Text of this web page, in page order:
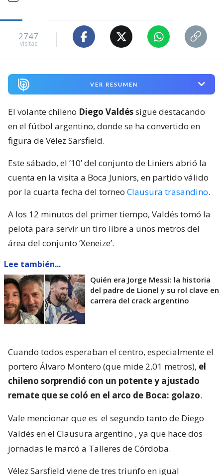
2747
visitas
VER RESUMEN
El volante chileno Diego Valdéssigue destacando
en el fútbol argentino, donde se ha convertido en
figura de Vélez Sarsfield.
Este sábado, el ’10’ del conjunto de Liniers abrió la
cuenta en la visita a Boca Juniors, en partido válido
por la cuarta fecha del torneo Clausura trasandino.
A los 12 minutos del primer tiempo, Valdés tomó la
pelota para servir un tiro libre a unos metros del
área del conjunto ‘Xeneize’.
Lee también...
Quién era Jorge Messi: la historia
del padre de Lionel y su rol clave en
carrera del crack argentino
Cuando todos esperaban el centro, especialmente el
portero Álvaro Montero (que mide 2,01 metros), el
chileno sorprendió con un potente y ajustado
remate que se coló en el arco de Boca: golazo.
Vale mencionar que es el segundo tanto de Diego
Valdés en el Clausura argentino , ya que hace dos
jornadas le marcó a Talleres de Córdoba.
Vélez Sarsfield viene de tres triunfo en igual